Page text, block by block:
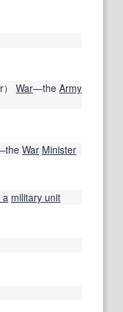
War―the Army
War Minister
a military unit